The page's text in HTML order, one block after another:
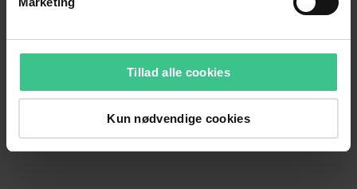
Tillad alle cookies
Kun nødvendige cookies